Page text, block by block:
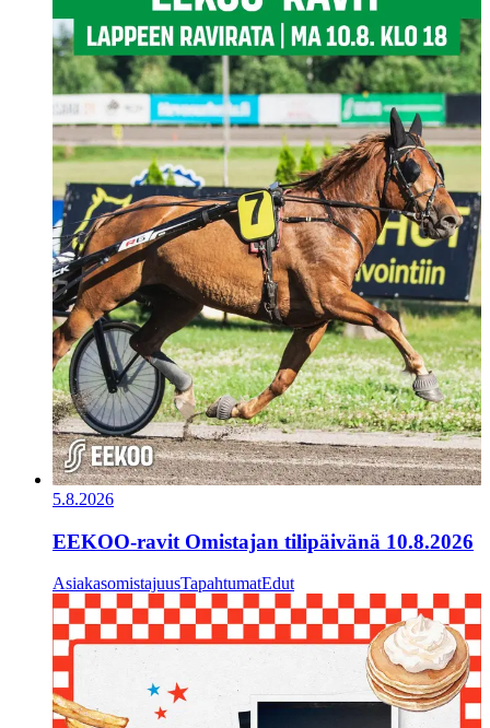
5.8.2026
EEKOO-ravit Omistajan tilipäivänä 10.8.2026
AsiakasomistajuusTapahtumatEdut